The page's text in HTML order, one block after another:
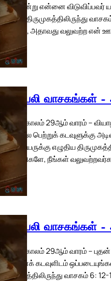
உடலினின்று என்னை விடுவிப்பவர்
எழுதிய திருமுகத்திலிருந்து
என்னுள், அதாவது வலுவற்ற என்
திருப்பலி வாசகங்கள்
பொதுக்காலம் 29ஆம் வாரம் –
விடுதலை பெற்றுக் கடவுளுக்கு
உரோமையருக்கு எழுதிய
சகோதரிகளே, நீங்கள்
திருப்பலி வாசகங்கள்
பொதுக்காலம் 29ஆம் வாரம் –
உங்களைக் கடவுளிடம்
திருமுகத்திலிருந்து வாசகம் 6: